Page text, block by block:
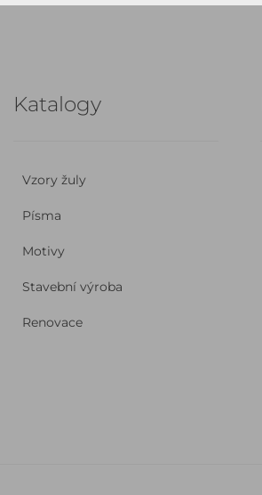
Katalogy
Vzory žuly
Písma
Motivy
Stavební výroba
Renovace